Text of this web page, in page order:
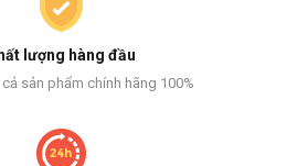
lượng hàng đầu
sản phẩm chính hãng 100%